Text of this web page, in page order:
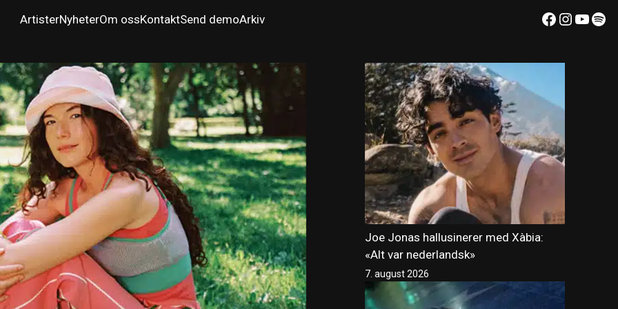
ArtisterNyheterOm ossKontaktSend demoArkiv Facebook
Joe Jonas hallusinerer med Xàbia:
«Alt var nederlandsk»
7. august 2026